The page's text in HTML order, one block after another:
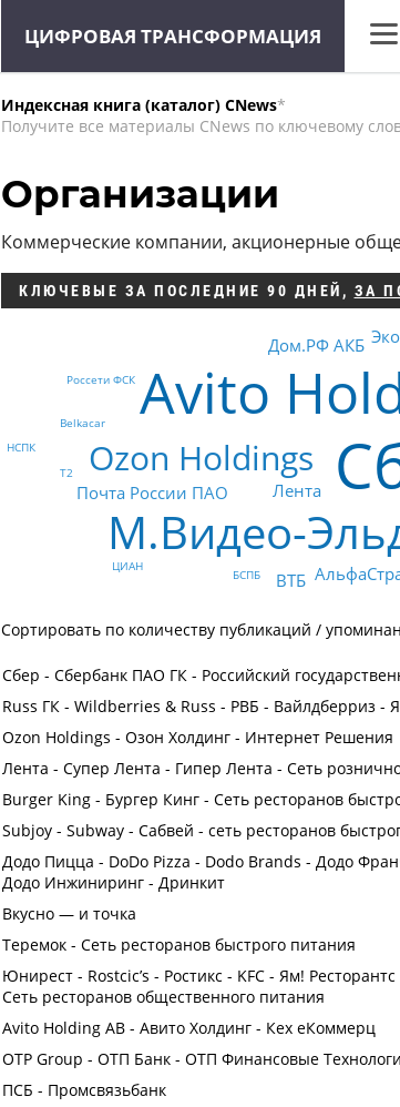
ЦИФРОВАЯ ТРАНСФОРМАЦИЯ
ТВ
Индексная книга (каталог) CNews*
Получите все материалы CNews по ключевому
Организации
Коммерческие компании, акционерные
КЛЮЧЕВЫЕ ЗА ПОСЛЕДНИЕ 90 ДНЕЙ , ЗА
Avito
М.Видео-
Ozon Holdings
Почта России ПАО
Дом.РФ АКБ
ВТБ
Лента
Belkacar
Россети ФСК
БСПБ
НСПК
ЦИАН
Т2
Сортировать по количеству публикаций /
Сбер - Сбербанк ПАО ГК - Российский
Russ ГК - Wildberries & Russ - РВБ - Вайлдберриз -
Ozon Holdings - Озон Холдинг - Интернет Решения
Лента - Супер Лента - Гипер Лента - Сеть
Burger King - Бургер Кинг - Сеть ресторанов
Subjoy - Subway - Сабвей - сеть ресторанов
Додо Пицца - DoDo Pizza - Dodo Brands - Додо
Додо Инжиниринг - Дринкит
Вкусно — и точка
Теремок - Сеть ресторанов быстрого питания
Юнирест - Rostcic’s - Ростикс - KFC - Ям!
Сеть ресторанов общественного питания
Avito Holding AB - Авито Холдинг - Кех еКоммерц
OTP Group - ОТП Банк - ОТП Финансовые
ПСБ - Промсвязьбанк